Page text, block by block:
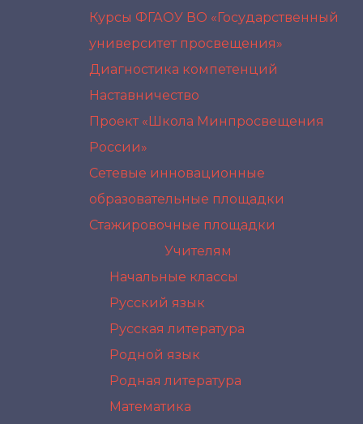
Курсы ФГАОУ ВО «Государственный
университет просвещения»
Диагностика компетенций
Наставничество
Проект «Школа Минпросвещения
России»
Сетевые инновационные
образовательные площадки
Стажировочные площадки
Учителям
Начальные классы
Русский язык
Русская литература
Родной язык
Родная литература
Математика